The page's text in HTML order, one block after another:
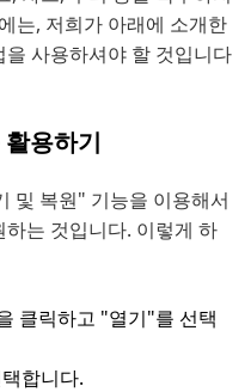
는, 저희가 아래에 소개한
사용하셔야 할 것입니다
용하기
및 복원" 기능을 이용해서
는 것입니다. 이렇게 하
클릭하고 "열기"를 선택
합니다.